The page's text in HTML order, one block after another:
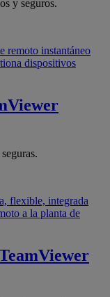
y seguros.
remoto instantáneo
dispositivos
flexible, integrada
a la planta de